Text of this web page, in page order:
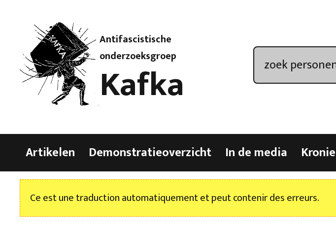
Antifascistische
onderzoeksgroep
Kafka
Artikelen Demonstratieoverzicht In de media
Ce est une traduction automatiquement et peut contenir des erreurs.